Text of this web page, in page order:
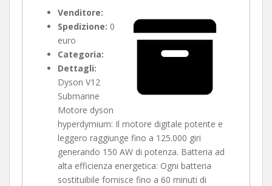
Venditore:
Spedizione: 0
euro
Categoria:
Dettagli:
Dyson V12
Submarine
Motore dyson
hyperdymium: Il motore digitale potente e
leggero raggiunge fino a 125.000 giri
generando 150 AW di potenza. Batteria ad
alta efficienza energetica: Ogni batteria
sostituibile fornisce fino a 60 minuti di